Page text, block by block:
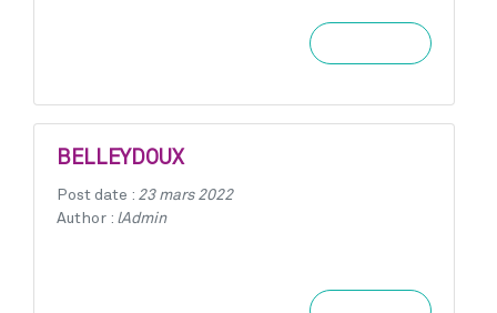
BELLEYDOUX
Post date : 23 mars 2022
Author : lAdmin